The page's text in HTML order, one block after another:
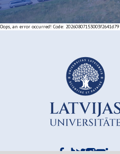
Oops, an error occurred! Code: 20260807153003f2641d79